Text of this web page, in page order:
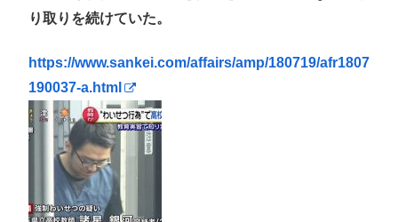
り取りを続けていた。
https://www.sankei.com/affairs/amp/180719/afr1807
190037-a.html